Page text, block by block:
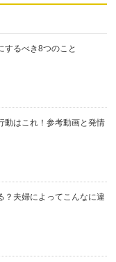
するべき8つのこと
動はこれ！参考動画と発情
？夫婦によってこんなに違